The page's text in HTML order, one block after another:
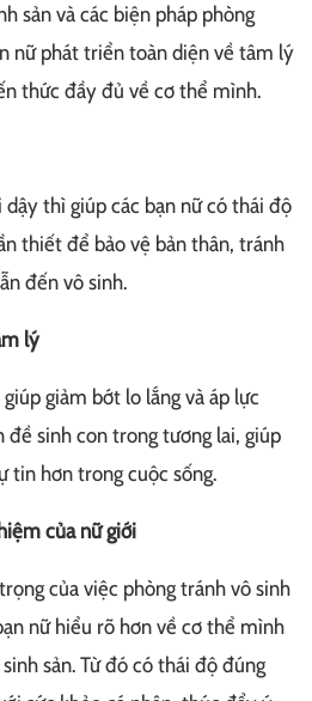
sản và các biện pháp phòng
nữ phát triển toàn diện về tâm lý
thức đầy đủ về cơ thể mình.
thì giúp các bạn nữ có thái độ
thiết để bảo vệ bản thân, tránh
đến vô sinh.
lý
giảm bớt lo lắng và áp lực
sinh con trong tương lai, giúp
tin hơn trong cuộc sống.
của nữ giới
của việc phòng tránh vô sinh
nữ hiểu rõ hơn về cơ thể mình
sản. Từ đó có thái độ đúng